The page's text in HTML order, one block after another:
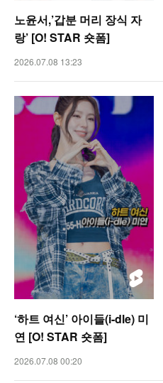
노윤서,’갑분 머리 장식 자
랑’ [O! STAR 숏폼]
2026.07.08 13:23
‘하트 여신’ 아이들(i-dle) 미
연 [O! STAR 숏폼]
2026.07.08 00:20